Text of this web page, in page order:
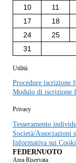
10
11
17
18
24
25
31
Utilità
Procedure iscrizione
Modulo di iscrizione
Privacy
Tesseramento
Società/Associazioni
Informativa sui
FEDERNUOTO
Area Riservata